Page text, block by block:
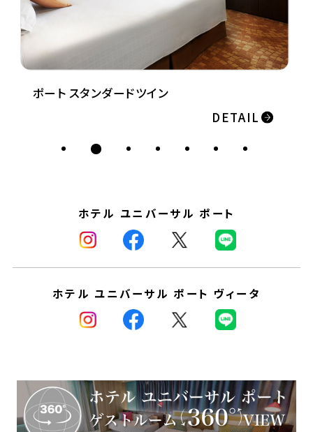
タンダードツイン
ホテル ユニバーサル ポート
ホテル ユニバーサル ポート ヴィータ